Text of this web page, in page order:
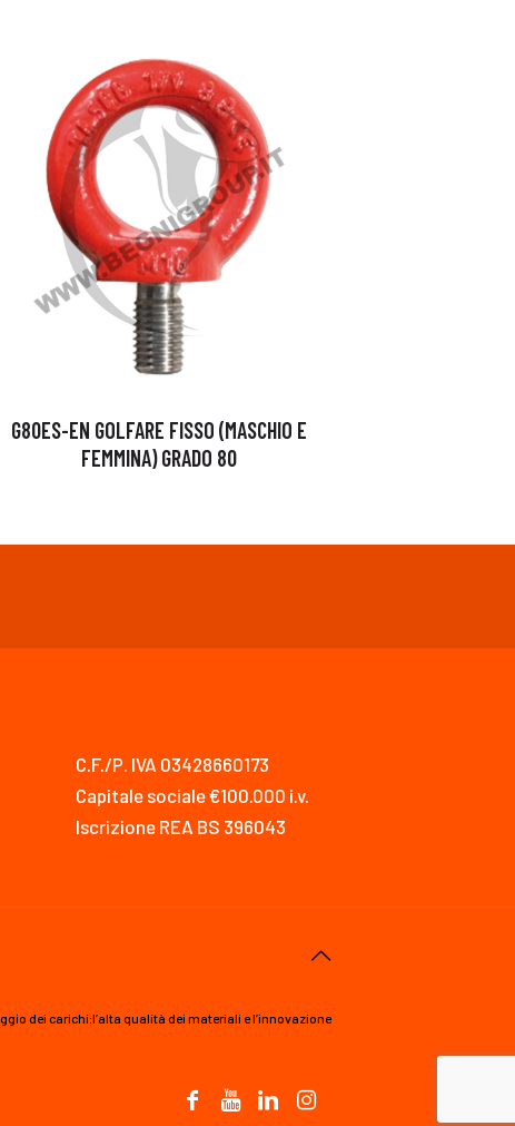
G80ES-EN GOLFARE FISSO (MASCHIO E
FEMMINA) GRADO 80
C.F./P. IVA 03428660173
Capitale sociale €100.000 i.v.
Iscrizione REA BS 396043
dei carichi:l’alta qualità dei materiali e l’innovazione